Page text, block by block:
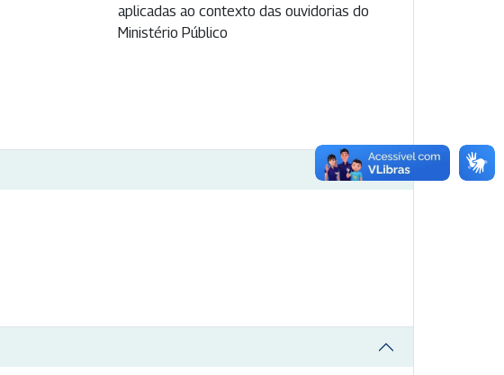
aplicadas ao contexto das ouvidorias do
Ministério Público